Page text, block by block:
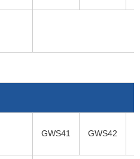
GWS41 GWS42